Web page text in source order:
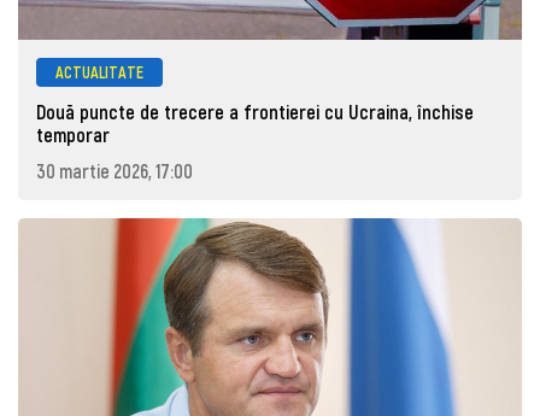
ACTUALITATE
Două puncte de trecere a frontierei cu Ucraina, închise
temporar
30 martie 2026, 17:00